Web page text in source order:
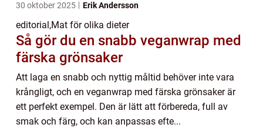
30 oktober 2025 Erik Andersson
editorial,Mat för olika dieter
Så gör du en snabb veganwrap med
färska grönsaker
Att laga en snabb och nyttig måltid behöver inte vara
krångligt, och en veganwrap med färska grönsaker är
ett perfekt exempel. Den är lätt att förbereda, full av
smak och färg, och kan anpassas efte...